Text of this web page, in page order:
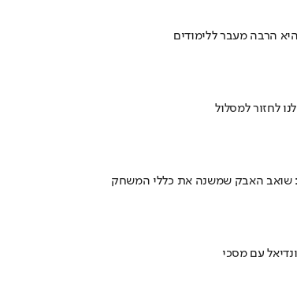
הרבה מעבר ללימודים
לחזור למסלול
שואב האבק שמשנה את כללי המשחק